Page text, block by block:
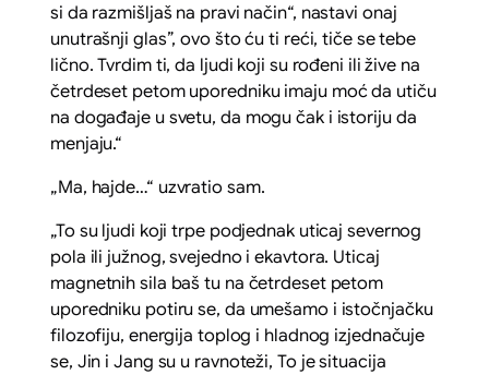
si da razmišljaš na pravi način“, nastavi onaj
unutrašnji glas”, ovo što ću ti reći, tiče se tebe
lično. Tvrdim ti, da ljudi koji su rođeni ili žive na
četrdeset petom uporedniku imaju moć da utiču
na događaje u svetu, da mogu čak i istoriju da
menjaju.“
„Ma, hajde…“ uzvratio sam.
„To su ljudi koji trpe podjednak uticaj severnog
pola ili južnog, svejedno i ekavtora. Uticaj
magnetnih sila baš tu na četrdeset petom
uporedniku potiru se, da umešamo i istočnjačku
filozofiju, energija toplog i hladnog izjednačuje
se, Jin i Jang su u ravnoteži, To je situacija